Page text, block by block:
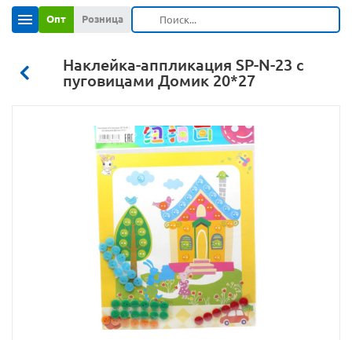
Опт Розница
Наклейка-аппликация SP-N-23 с
пуговицами Домик 20*27